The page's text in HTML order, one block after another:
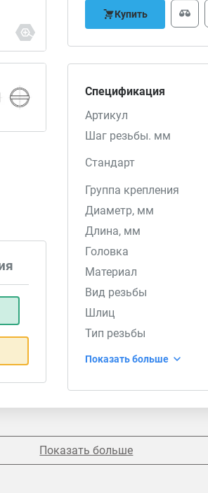
Купить
Спецификация
Артикул
Шаг резьбы. мм
Стандарт
Группа крепления
Диаметр, мм
Длина, мм
Головка
Материал
Вид резьбы
Шлиц
Тип резьбы
Показать больше
Показать больше